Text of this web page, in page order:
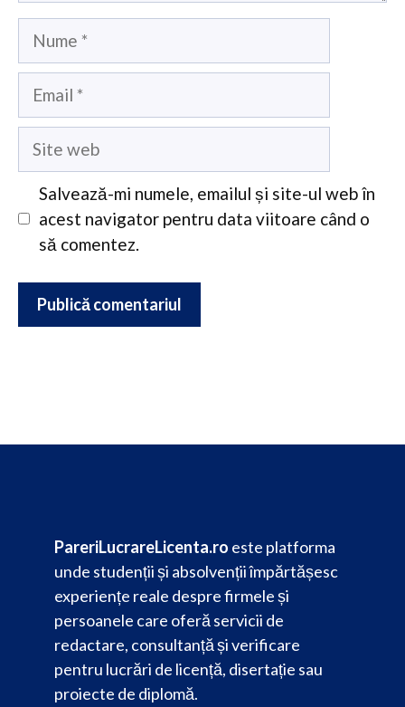
web
Salvează-mi numele, emailul și site-ul web în
acest navigator pentru data viitoare când o
să comentez.
PareriLucrareLicenta.ro este platforma
unde studenții și absolvenții împărtășesc
experiențe reale despre firmele și
persoanele care oferă servicii de
redactare, consultanță și verificare
pentru lucrări de licență, disertație sau
proiecte de diplomă.